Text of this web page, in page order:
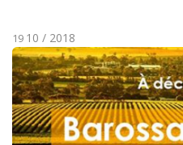
19 10 / 2018